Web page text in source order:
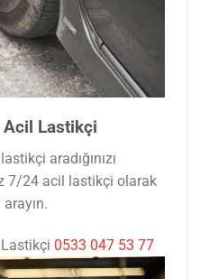
Acil Lastikçi
aradığınızı
7/24 acil lastikçi olarak
0533 047 53 77